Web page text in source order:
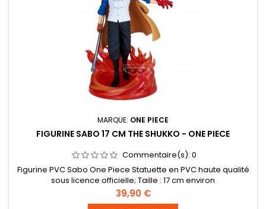
MARQUE: ONE PIECE
FIGURINE SABO 17 CM THE SHUKKO - ONE PIECE
Commentaire(s): 0
Figurine PVC Sabo One Piece Statuette en PVC haute qualité
sous licence officielle; Taille : 17 cm environ
Prix
39,90 €